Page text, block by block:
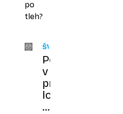
po
tleh?
ŠVICA
Požar
v
prostozidarski
loži:
Miti